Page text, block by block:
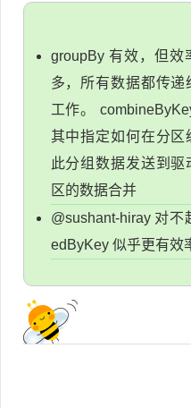
groupBy 有效，但效
多，所有数据都传
工作。
其中指定如何在分
此分组数据发送到
区的数据合并
@sushant-hiray 对
edByKey 似乎更有效